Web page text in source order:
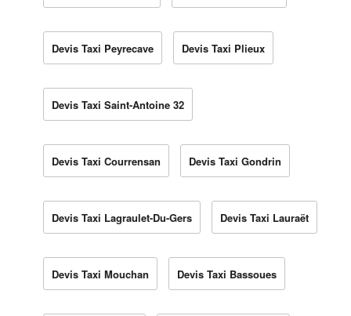
Devis Taxi Peyrecave Devis Taxi Plieux
Devis Taxi Saint-Antoine 32
Devis Taxi Courrensan Devis Taxi Gondrin
Devis Taxi Lagraulet-Du-Gers Devis Taxi Lauraët
Devis Taxi Mouchan Devis Taxi Bassoues